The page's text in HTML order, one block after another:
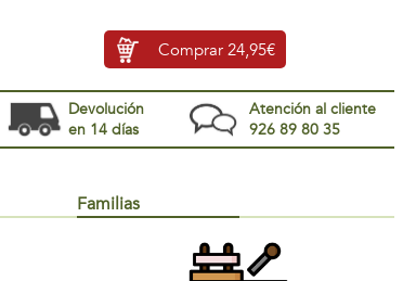
Comprar24,95€
Devolución
en 14 días
Atención al cliente
926 89 80 35
Familias